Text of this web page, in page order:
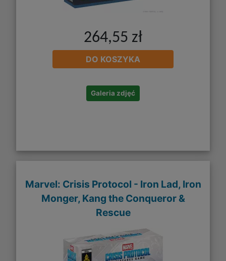
264,55 zł
DO KOSZYKA
Galeria zdjęć
Marvel: Crisis Protocol - Iron Lad, Iron
Monger, Kang the Conqueror &
Rescue